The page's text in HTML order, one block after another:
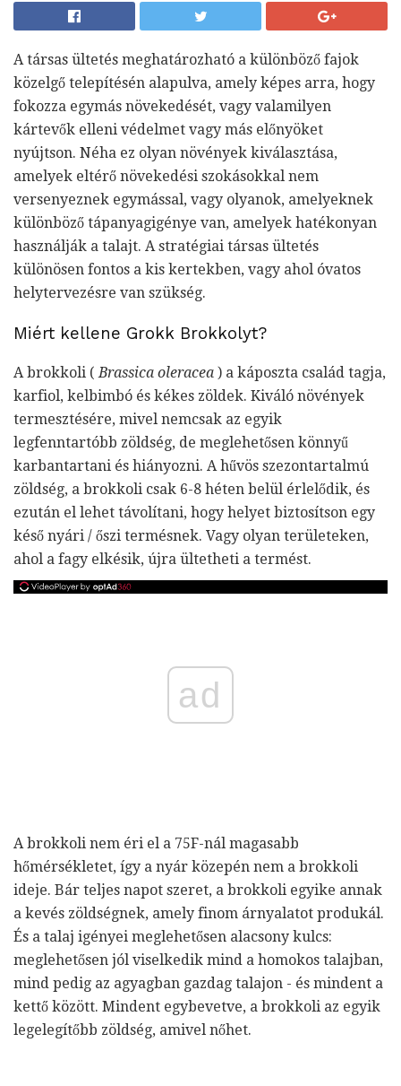
A társas ültetés meghatározható a különböző fajok
közelgő telepítésén alapulva, amely képes arra, hogy
fokozza egymás növekedését, vagy valamilyen
kártevők elleni védelmet vagy más előnyöket
nyújtson. Néha ez olyan növények kiválasztása,
amelyek eltérő növekedési szokásokkal nem
versenyeznek egymással, vagy olyanok, amelyeknek
különböző tápanyagigénye van, amelyek hatékonyan
használják a talajt. A stratégiai társas ültetés
különösen fontos a kis kertekben, vagy ahol óvatos
helytervezésre van szükség.
Miért kellene Grokk Brokkolyt?
A brokkoli (Brassica oleracea ) a káposzta család tagja,
karfiol, kelbimbó és kékes zöldek. Kiváló növények
termesztésére, mivel nemcsak az egyik
legfenntartóbb zöldség, de meglehetősen könnyű
karbantartani és hiányozni. A hűvös szezontartalmú
zöldség, a brokkoli csak 6-8 héten belül érlelődik, és
ezután el lehet távolítani, hogy helyet biztosítson egy
késő nyári / őszi termésnek. Vagy olyan területeken,
ahol a fagy elkésik, újra ültetheti a termést.
ad
A brokkoli nem éri el a 75F-nál magasabb
hőmérsékletet, így a nyár közepén nem a brokkoli
ideje. Bár teljes napot szeret, a brokkoli egyike annak
a kevés zöldségnek, amely finom árnyalatot produkál.
És a talaj igényei meglehetősen alacsony kulcs:
meglehetősen jól viselkedik mind a homokos talajban,
mind pedig az agyagban gazdag talajon - és mindent a
kettő között. Mindent egybevetve, a brokkoli az egyik
legelegítőbb zöldség, amivel nőhet.